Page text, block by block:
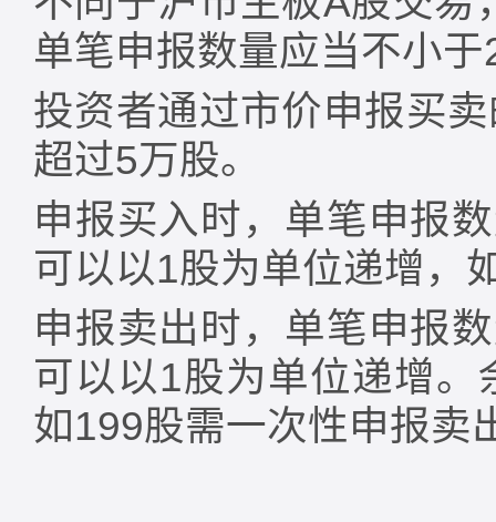
单笔申报数量应当不小
投资者通过市价申报买
超过5万股。
申报买入时，单笔申报
可以以1股为单位递增，
申报卖出时，单笔申报
可以以1股为单位递增
如199股需一次性申报卖